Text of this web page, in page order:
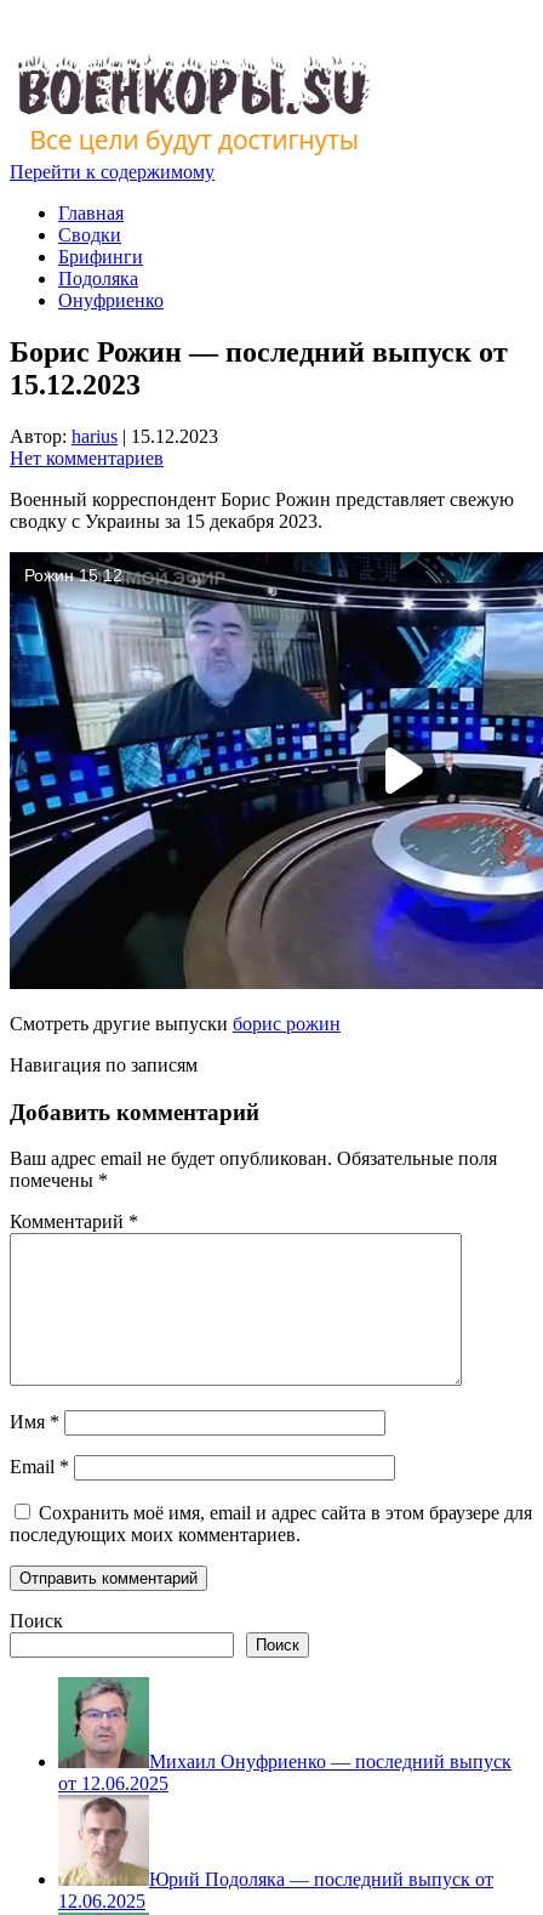
Перейти к содержимому
Главная
Сводки
Брифинги
Подоляка
Онуфриенко
Борис Рожин — последний выпуск от
15.12.2023
Автор: harius | 15.12.2023
Нет комментариев
Военный корреспондент Борис Рожин представляет свежую
сводку с Украины за 15 декабря 2023.
Смотреть другие выпуски борис рожин
Навигация по записям
Добавить комментарий
Ваш адрес email не будет опубликован. Обязательные поля
помечены *
Комментарий *
Имя *
Email *
Сохранить моё имя, email и адрес сайта в этом браузере для
последующих моих комментариев.
Поиск
Поиск
Михаил Онуфриенко — последний выпуск
от 12.06.2025
Юрий Подоляка — последний выпуск от
12.06.2025